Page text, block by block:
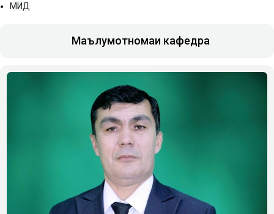
МИД
Маълумотномаи кафедра